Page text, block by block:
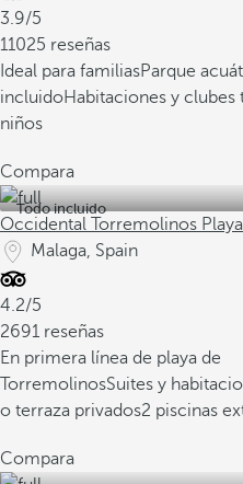
3.9/5
11025 reseñas
Ideal para familiasParque
incluidoHabitaciones y clubes
niños
Compara
Todo incluido
Occidental Torremolinos Playa
Malaga, Spain
4.2/5
2691 reseñas
En primera línea de playa de
TorremolinosSuites y
o terraza privados2 piscinas
Compara